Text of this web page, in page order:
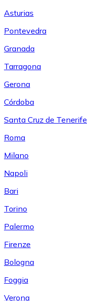
Asturias
Pontevedra
Granada
Tarragona
Gerona
Córdoba
Santa Cruz de Tenerife
Roma
Milano
Napoli
Bari
Torino
Palermo
Firenze
Bologna
Foggia
Verona